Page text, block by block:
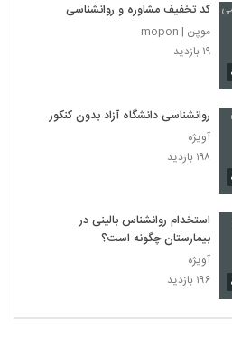
کد تخفیف مشاوره و روانشناسی
موپن | mopon
۱۹ بازدید
روانشناسی دانشگاه آزاد بدون کنکور
آویژه
۱۹۸ بازدید
استخدام روانشناس بالینی در
بیمارستان چگونه است؟
آویژه
۱۹۶ بازدید